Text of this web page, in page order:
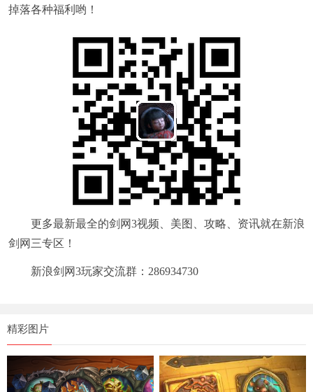
掉落各种福利哟！
更多最新最全的剑网3视频、美图、攻略、资讯就在新浪
剑网三专区！
新浪剑网3玩家交流群：286934730
精彩图片